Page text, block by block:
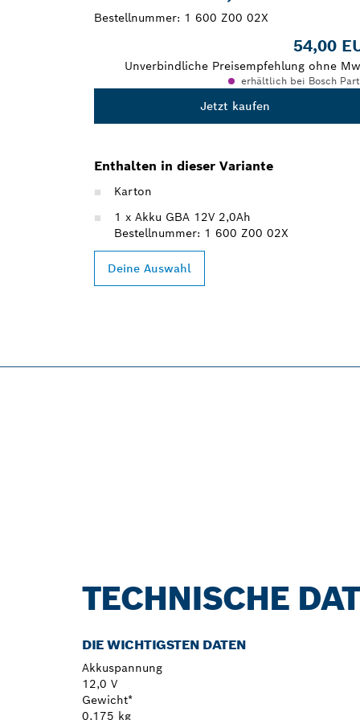
Bestellnummer: 1 600 Z00 02X
54,00
Unverbindliche Preisempfehlung ohne
erhältlich bei Bosch
Jetzt kaufen
Enthalten in dieser Variante
Karton
1 x Akku GBA 12V 2,0Ah
Bestellnummer: 1 600 Z00 02X
Deine Auswahl
TECHNISCHE
DIE WICHTIGSTEN DATEN
Akkuspannung
12,0 V
Gewicht*
0,175 kg